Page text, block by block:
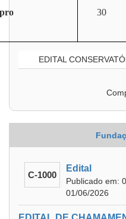
30
EDITAL
C-1000
Edital
Publicado em:
01/06/2026